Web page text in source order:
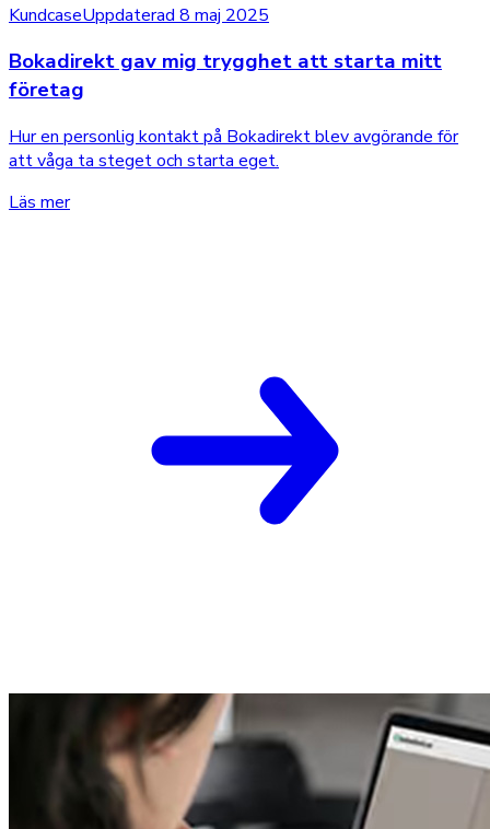
KundcaseUppdaterad 8 maj 2025
Bokadirekt gav mig trygghet att starta mitt
företag
Hur en personlig kontakt på Bokadirekt blev avgörande för
att våga ta steget och starta eget.
Läs mer